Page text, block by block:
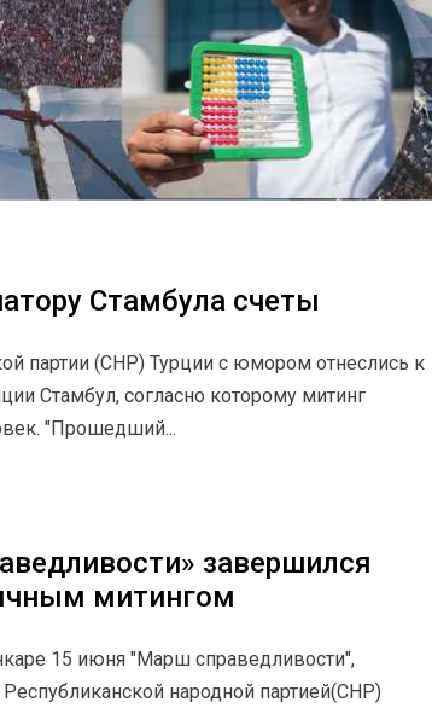
Стамбула счеты
партии (СНР) Турции с юмором отнеслись к
Стамбул, согласно которому митинг
"Прошедший...
завершился
митингом
15 июня "Марш справедливости",
народной партией(СНР)